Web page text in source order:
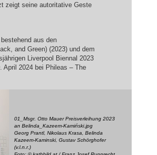
zeigt seine autoritative Geste
aus den
and Green) (2023) und dem
Liverpool Biennal 2023
2024 bei Phileas – The
01_Msgr. Otto Mauer Preisverleihung 2023
an Belinda_Kazeem-Kamiński.jpg
Georg Prantl, Nikolaus Krasa, Belinda
Kazeem-Kaminski, Gustav Schörghofer
(v.l.n.r.)